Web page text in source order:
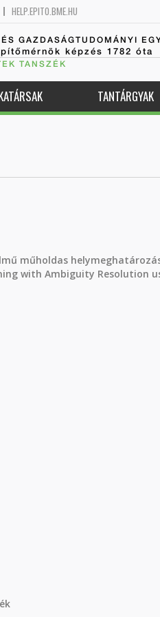
HELP.EPITO.BME.HU
GAZDASÁGTUDOMÁNYI
képzés 1782 óta
TANSZÉK
TANTÁRGYAK
műholdas
with Ambiguity Resolution